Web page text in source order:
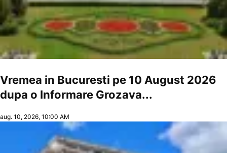
Vremea in Bucuresti pe 10 August 2026
dupa o Informare Grozava...
aug. 10, 2026, 10:00 AM